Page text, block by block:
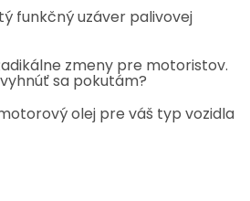
funkčný uzáver palivovej
zmeny pre motoristov.
sa pokutám?
olej pre váš typ vozidla